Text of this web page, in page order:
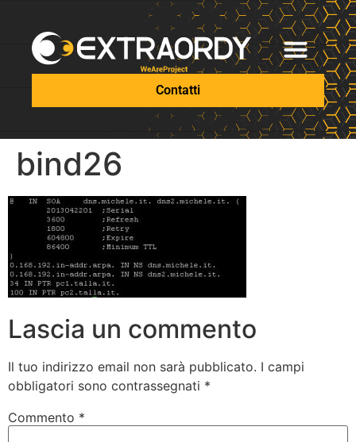
Contatti
bind26
Lascia un commento
Il tuo indirizzo email non sarà pubblicato. I campi
obbligatori sono contrassegnati *
Commento *